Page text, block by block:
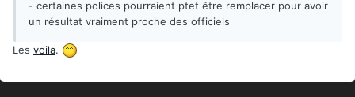
- certaines polices pourraient ptet être remplacer pour avoir
un résultat vraiment proche des officiels
Les voila.